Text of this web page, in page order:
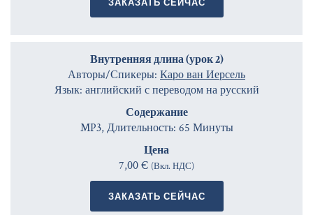
Внутренняя длина (урок 2)
Авторы/Спикеры: Каро ван Иерсель
Язык: английский с переводом на русский
Содержание
MP3, Длительность: 65 Минуты
Цена
7,00 € (Вкл. НДС)
ЗАКАЗАТЬ СЕЙЧАС